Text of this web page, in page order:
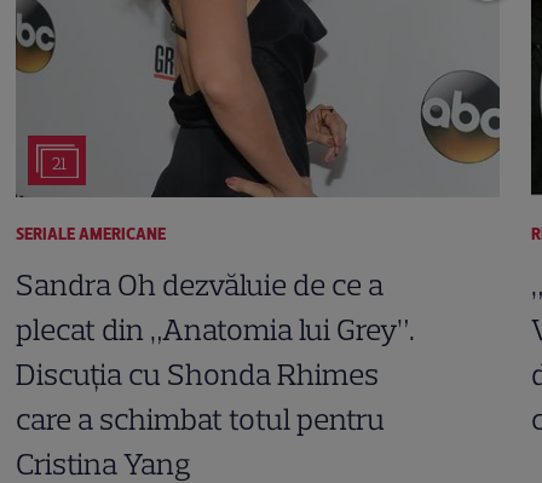
21
SERIALE AMERICANE
Sandra Oh dezvăluie de ce a
plecat din „Anatomia lui Grey”.
Discuția cu Shonda Rhimes
care a schimbat totul pentru
Cristina Yang